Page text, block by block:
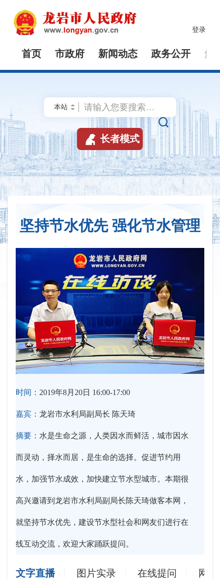
登录
首页 市政府 新闻动态 政务公开 解

 长者模式
坚持节水优先 强化节水管理
时间： 2019年8月20日 16:00-17:00
嘉宾： 龙岩市水利局副局长 陈天琦
摘要： 水是生命之源，人类因水而鲜活，城市因水
而灵动，择水而居，是生命的选择。促进节约用
水，加强节水成效，加快建立节水型城市。本期很
高兴邀请到龙岩市水利局副局长陈天琦做客本网，
就坚持节水优先，建设节水型社会和网友们进行在
线互动交流，欢迎大家踊跃提问。
文字直播 图片实录 在线提问 网